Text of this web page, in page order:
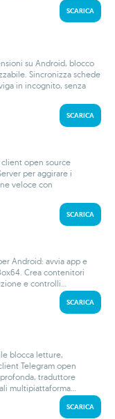
SCARICA
su Android, blocco
Sincronizza schede
in incognito, senza
SCARICA
open source
per aggirare i
veloce con
SCARICA
Android: avvia app e
Crea contenitori
e controlli...
SCARICA
blocca letture,
Telegram open
traduttore
multipiattaforma...
SCARICA